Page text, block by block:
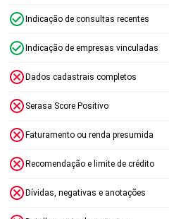
Indicação de consultas recentes
Indicação de empresas vinculadas
Dados cadastrais completos
Serasa Score Positivo
Faturamento ou renda presumida
Recomendação e limite de crédito
Dívidas, negativas e anotações